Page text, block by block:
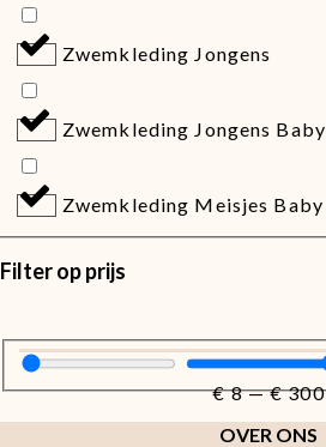
Zwemkleding Jongens
Zwemkleding Jongens Baby
Zwemkleding Meisjes Baby
Filter op prijs
€ 8—€ 300
OVER ONS